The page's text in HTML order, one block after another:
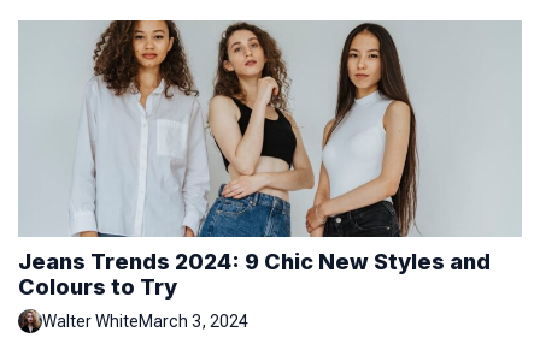
Jeans Trends 2024: 9 Chic New Styles and
Colours to Try
Walter WhiteMarch 3, 2024